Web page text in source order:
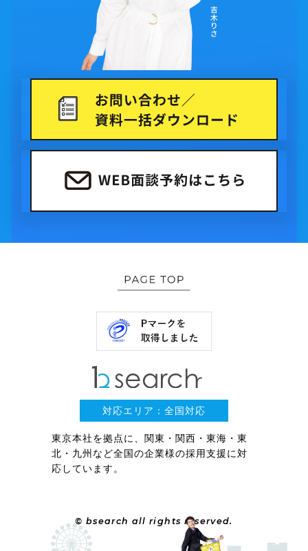
対応エリア：全国対応
東京本社を拠点に、関東・関西・東海・東
北・九州など全国の企業様の採用支援に対
応しています。
© bsearch all rights reserved.